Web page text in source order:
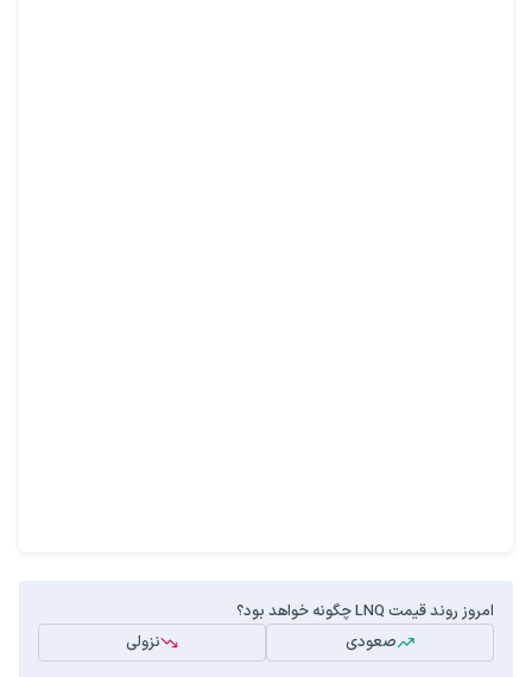
امروز روند قیمت LNQ چگونه خواهد بود؟
صعودی
نزولی